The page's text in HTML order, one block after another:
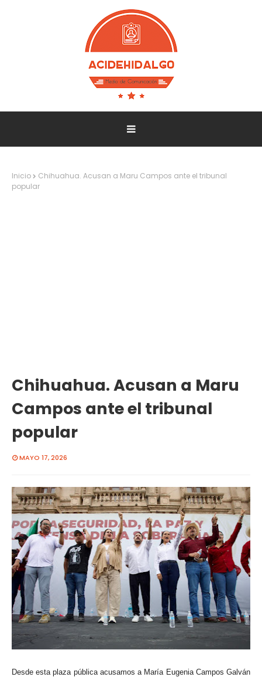
Inicio
Chihuahua. Acusan a Maru Campos ante el tribunal
popular
Chihuahua. Acusan a Maru
Campos ante el tribunal
popular
MAYO 17, 2026
Desde esta plaza pública acusamos a María Eugenia Campos Galván